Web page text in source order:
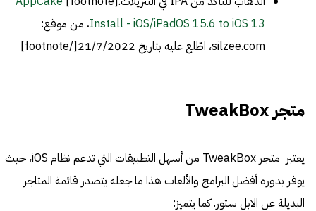
Install - iOS/iPadOS 15.6 to iOS 13، من موقع:
silzee.com، اطّلع عليه بتاريخ 21/7/2022[/footnote]
متجر TweakBox
يعتبر متجر TweakBox من أسهل التطبيقات التي تدعم نظام iOS، حيث
يوفر بدوره أفضل البرامج والألعاب هذا ما جعله يتصدر قائمة المتاجر
البديلة عن الابل ستور. كما يتميز: